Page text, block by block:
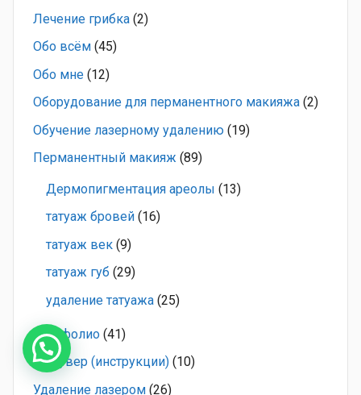
Лечение грибка (2)
Обо всём (45)
Обо мне (12)
Оборудование для перманентного макияжа (2)
Обучение лазерному удалению (19)
Перманентный макияж (89)
Дермопигментация ареолы (13)
татуаж бровей (16)
татуаж век (9)
татуаж губ (29)
удаление татуажа (25)
Портфолио (41)
Ремувер (инструкции) (10)
Удаление лазером (26)